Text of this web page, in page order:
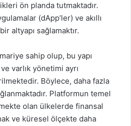
ön planda tutmaktadır.
(dApp’ler) ve akıllı
altyapı sağlamaktır.
sahip olup, bu yapı
varlık yönetimi ayrı
Böylece, daha fazla
Platformun temel
olan ülkelerde finansal
ve küresel ölçekte daha